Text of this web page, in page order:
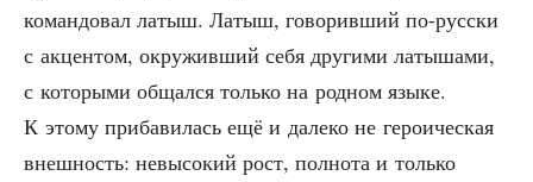
коман­до­вал латыш. Латыш, гово­рив­ший по-рус­ски
с акцен­том, окру­жив­ший себя дру­ги­ми латы­ша­ми,
с кото­ры­ми общал­ся толь­ко на род­ном язы­ке.
К это­му при­ба­ви­лась ещё и дале­ко не геро­и­че­ская
внеш­ность: невы­со­кий рост, пол­но­та и толь­ко